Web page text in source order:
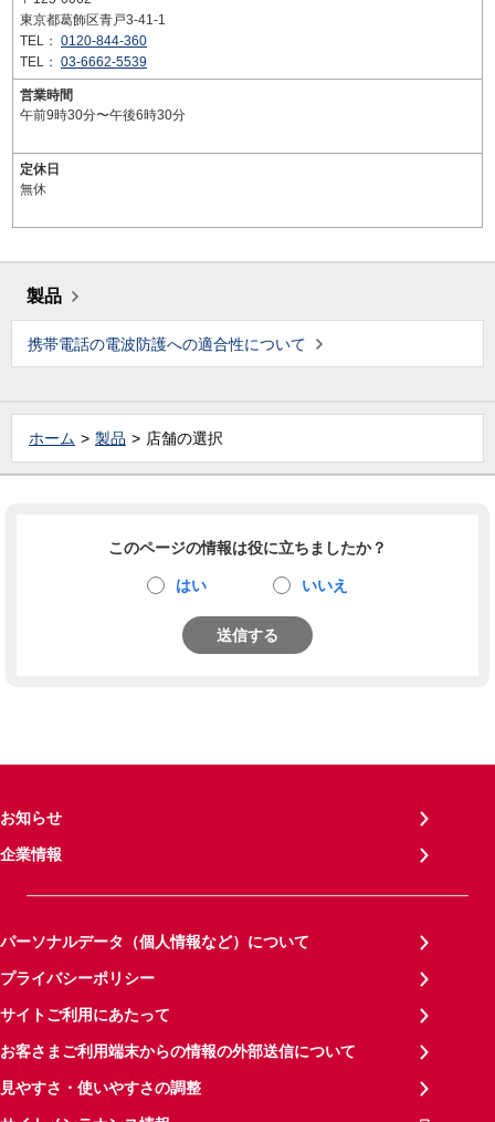
東京都葛飾区青戸3-41-1
TEL： 0120-844-360
TEL： 03-6662-5539
営業時間
午前9時30分〜午後6時30分
定休日
無休
製品
携帯電話の電波防護への適合性について
ホーム 製品 店舗の選択
このページの情報は役に立ちましたか？
はい いいえ
送信する
お知らせ
企業情報
パーソナルデータ（個人情報など）について
プライバシーポリシー
サイトご利用にあたって
お客さまご利用端末からの情報の外部送信について
見やすさ・使いやすさの調整